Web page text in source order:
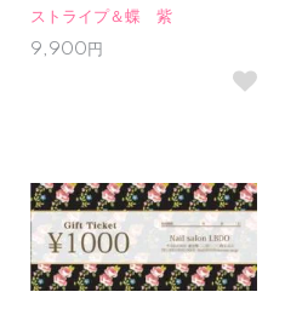
ストライプ＆蝶 紫
9,900円